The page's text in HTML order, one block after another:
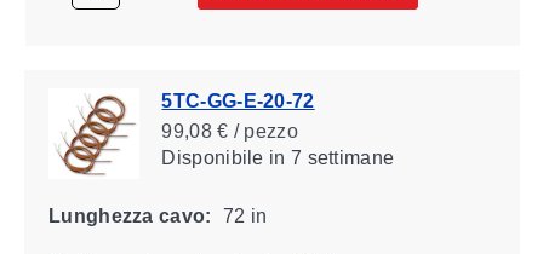
5TC-GG-E-20-72
99,08 € / pezzo
Disponibile in 7 settimane
Lunghezza cavo: 72 in